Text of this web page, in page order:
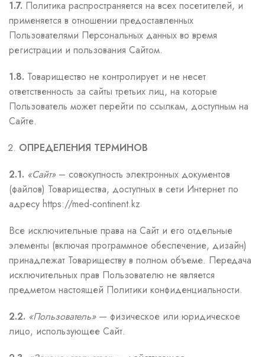
1.7. Политика распространяется на всех посетителей, и
применяется в отношении предоставленных
Пользователями Персональных данных во время
регистрации и пользования Сайтом.
1.8. Товарищество не контролирует и не несет
ответственность за сайты третьих лиц, на которые
Пользователь может перейти по ссылкам, доступным на
Сайте.
ОПРЕДЕЛЕНИЯ ТЕРМИНОВ
2.1. «Сайт»– совокупность электронных документов
(файлов) Товарищества, доступных в сети Интернет по
адресу https://med-continent.kz
Все исключительные права на Сайт и его отдельные
элементы (включая программное обеспечение, дизайн)
принадлежат Товариществу в полном объеме. Передача
исключительных прав Пользователю не является
предметом настоящей Политики конфиденциальности.
2.2. «Пользователь»— физическое или юридическое
лицо, использующее Сайт.